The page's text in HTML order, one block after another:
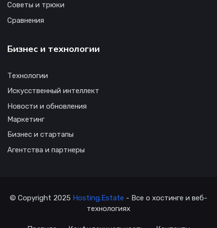
Советы и трюки
Сравнения
Бизнес и технологии
Технологии
Искусственный интеллект
Новости и обновления
Маркетинг
Бизнес и стартапы
Агентства и партнеры
© Copyright 2025 Hosting.Estate - Все о хостинге и веб-
технологиях